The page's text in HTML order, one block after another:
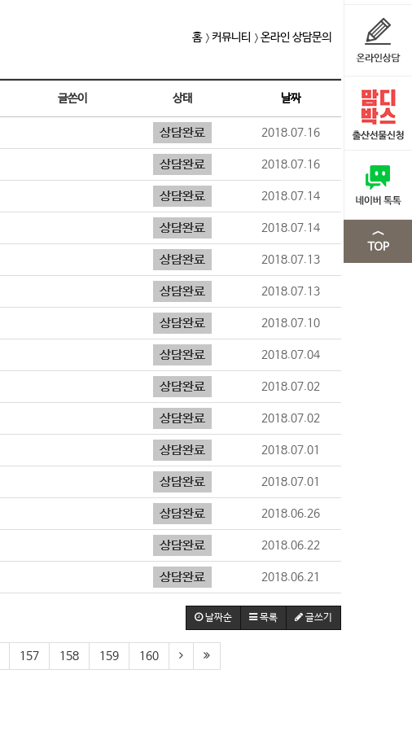
홈 커뮤니티 온라인 상담문의
글쓴이 상태 날짜
2018.07.16
2018.07.16
2018.07.14
2018.07.14
2018.07.13
2018.07.13
2018.07.10
2018.07.04
2018.07.02
2018.07.02
2018.07.01
2018.07.01
2018.06.26
2018.06.22
2018.06.21
날짜순 목록 글쓰기
157 158 159 160